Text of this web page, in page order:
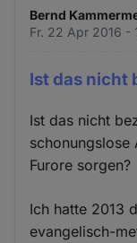
Bernd
Fr. 22 Apr 2016 -
Ist das nicht
Ist das nicht
schonungslose
Furore sorgen?
Ich hatte 2013
evangelisch-